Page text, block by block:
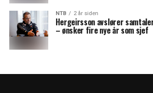
NTB 2 år siden
Hergeirsson avslører
– ønsker fire nye år som sjef